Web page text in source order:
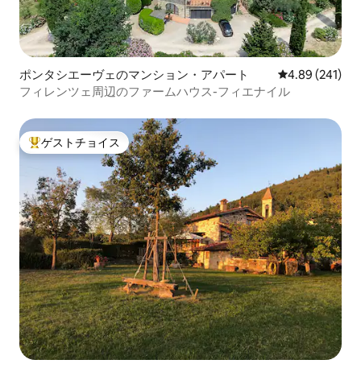
ポンタシエーヴェのマンション・アパート レビュー241
4.89 (241)
フィレンツェ周辺のファームハウス-フィエナイル
大好評のゲストチョイスです。
ゲストチョイス